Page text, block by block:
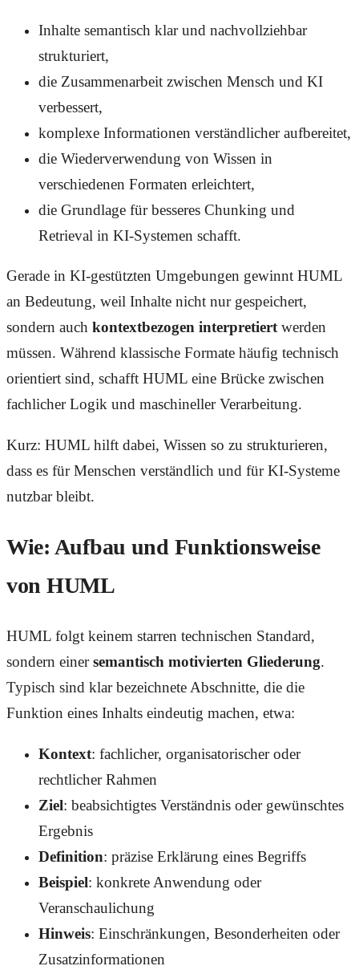
Inhalte semantisch klar und nachvollziehbar
strukturiert,
die Zusammenarbeit zwischen Mensch und KI
verbessert,
komplexe Informationen verständlicher aufbereitet,
die Wiederverwendung von Wissen in
verschiedenen Formaten erleichtert,
die Grundlage für besseres Chunking und
Retrieval in KI-Systemen schafft.
Gerade in KI-gestützten Umgebungen gewinnt HUML
an Bedeutung, weil Inhalte nicht nur gespeichert,
sondern auch kontextbezogen interpretiertwerden
müssen. Während klassische Formate häufig technisch
orientiert sind, schafft HUML eine Brücke zwischen
fachlicher Logik und maschineller Verarbeitung.
Kurz: HUML hilft dabei, Wissen so zu strukturieren,
dass es für Menschen verständlich und für KI-Systeme
nutzbar bleibt.
Wie: Aufbau und Funktionsweise
von HUML
HUML folgt keinem starren technischen Standard,
sondern einer semantisch motivierten Gliederung.
Typisch sind klar bezeichnete Abschnitte, die die
Funktion eines Inhalts eindeutig machen, etwa:
Kontext: fachlicher, organisatorischer oder
rechtlicher Rahmen
Ziel: beabsichtigtes Verständnis oder gewünschtes
Ergebnis
Definition: präzise Erklärung eines Begriffs
Beispiel: konkrete Anwendung oder
Veranschaulichung
Hinweis: Einschränkungen, Besonderheiten oder
Zusatzinformationen